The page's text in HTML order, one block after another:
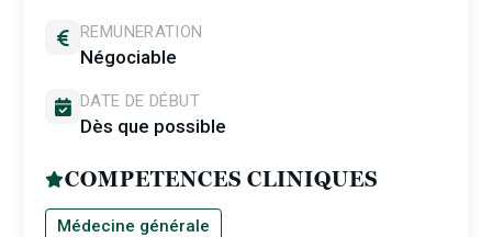
REMUNERATION
Négociable
DATE DE DÉBUT
Dès que possible
COMPETENCES CLINIQUES
Médecine générale